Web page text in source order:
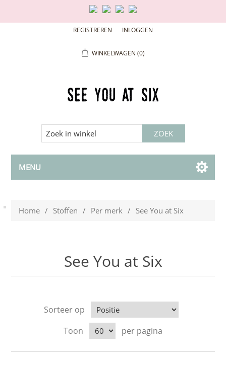
REGISTREREN INLOGGEN
WINKELWAGEN (0)
MENU
Home / Stoffen / Per merk / See You at Six
See You at Six
Sorteer op
Toon
per pagina